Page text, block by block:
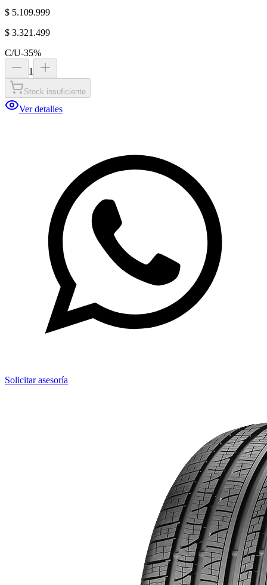
$ 5.109.999
$ 3.321.499
C/U-35%
1
Stock insuficiente
Ver detalles
Solicitar asesoría